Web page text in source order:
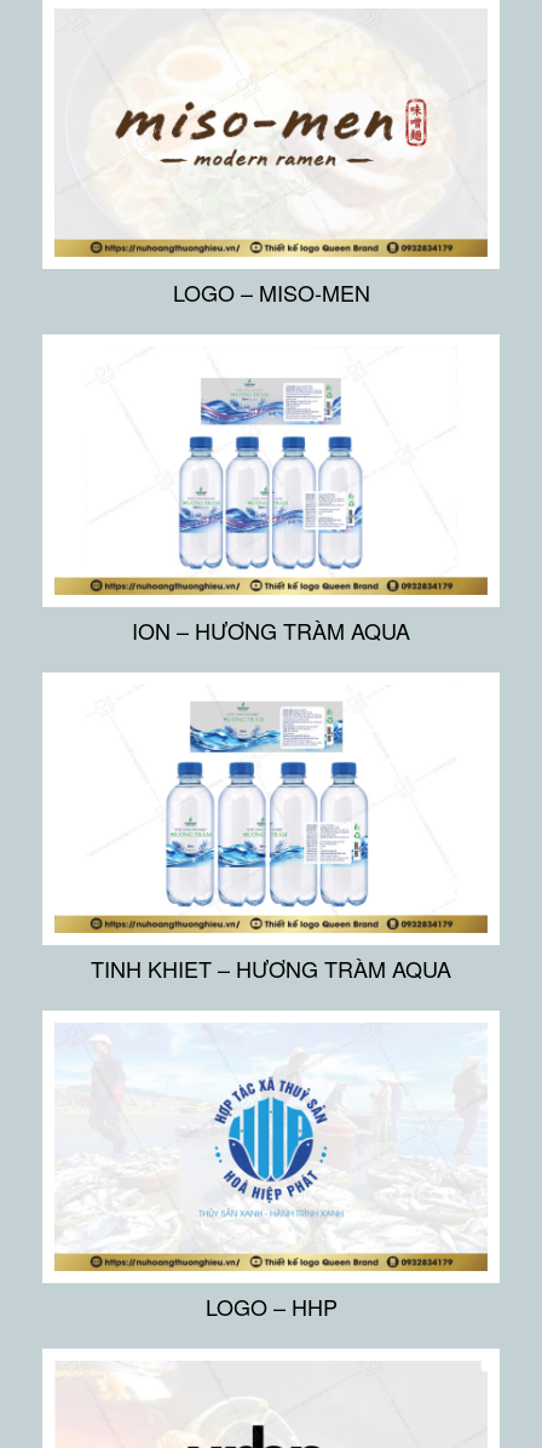
LOGO – MISO-MEN
ION – HƯƠNG TRÀM AQUA
TINH KHIET – HƯƠNG TRÀM AQUA
LOGO – HHP